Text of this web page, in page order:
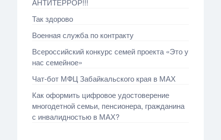
АНТИТЕРРОР!!!
Так здорово
Военная служба по контракту
Всероссийский конкурс семей проекта «Это у
нас семейное»
Чат-бот МФЦ Забайкальского края в МАХ
Как оформить цифровое удостоверение
многодетной семьи, пенсионера, гражданина
с инвалидностью в МАХ?